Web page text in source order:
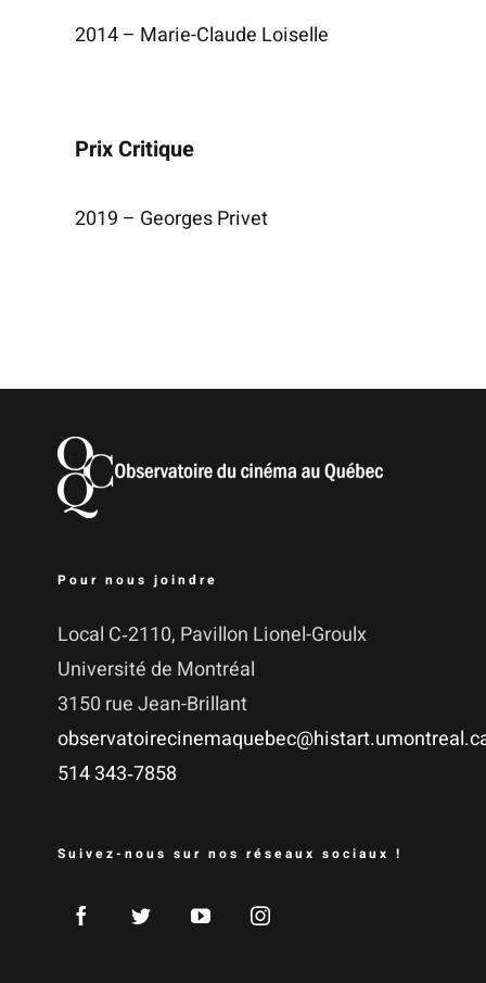
2014 – Marie-Claude Loiselle
Prix Critique
2019 – Georges Privet
Pour nous joindre
Local C‑2110, Pavillon Lionel-Groulx
Uni­ver­si­té de Montréal
3150 rue Jean-Brillant
514 343‑7858
Suivez-nous sur nos réseaux sociaux !